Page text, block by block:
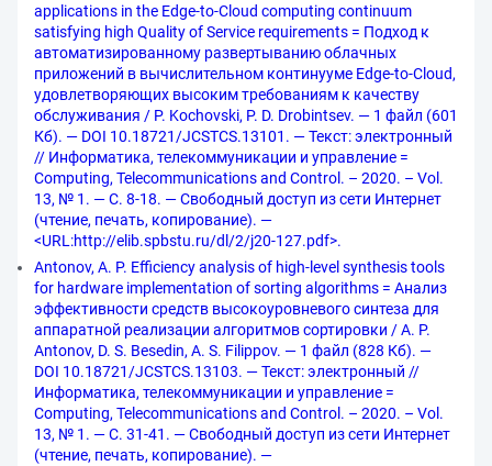
applications in the Edge-to-Cloud computing continuum
satisfying high Quality of Service requirements = Подход к
автоматизированному развертыванию облачных
приложений в вычислительном континууме Edge-to-Cloud,
удовлетворяющих высоким требованиям к качеству
обслуживания / P. Kochovski, P. D. Drobintsev. — 1 файл (601
Кб). — DOI 10.18721/JCSTCS.13101. — Текст: электронный
// Информатика, телекоммуникации и управление =
Computing, Telecommunications and Control. – 2020. – Vol.
13, № 1. — С. 8-18. — Свободный доступ из сети Интернет
(чтение, печать, копирование). —
<URL:http://elib.spbstu.ru/dl/2/j20-127.pdf>.
Antonov, A. P. Efficiency analysis of high-level synthesis tools
for hardware implementation of sorting algorithms = Анализ
эффективности средств высокоуровневого синтеза для
аппаратной реализации алгоритмов сортировки / A. P.
Antonov, D. S. Besedin, A. S. Filippov. — 1 файл (828 Кб). —
DOI 10.18721/JCSTCS.13103. — Текст: электронный //
Информатика, телекоммуникации и управление =
Computing, Telecommunications and Control. – 2020. – Vol.
13, № 1. — С. 31-41. — Свободный доступ из сети Интернет
(чтение, печать, копирование). —